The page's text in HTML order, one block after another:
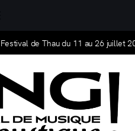
Festival de Thau du 11 au 26 juillet
culturel, mensuel et
à Montpellier